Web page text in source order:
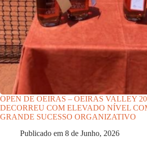
OPEN DE OEIRAS – OEIRAS VALLEY
DECORREU COM ELEVADO NÍVEL
GRANDE SUCESSO ORGANIZATIVO
Publicado em 8 de Junho, 2026